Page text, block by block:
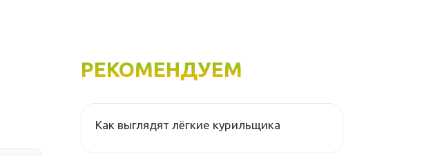
РЕКОМЕНДУЕМ
Как выглядят лёгкие курильщика